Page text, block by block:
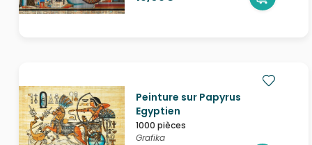
Peinture sur Papyrus
Egyptien
1000 pièces
Grafika